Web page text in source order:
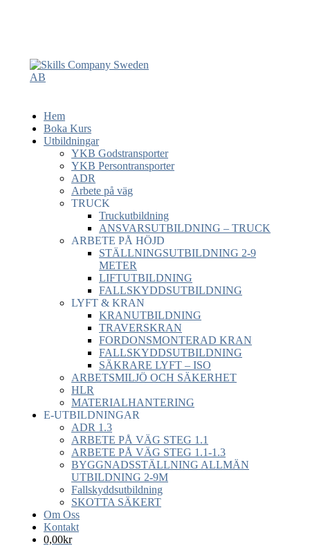
Hem
Boka Kurs
Utbildningar
YKB Godstransporter
YKB Persontransporter
ADR
Arbete på väg
TRUCK
Truckutbildning
ANSVARSUTBILDNING – TRUCK
ARBETE PÅ HÖJD
STÄLLNINGSUTBILDNING 2-9
METER
LIFTUTBILDNING
FALLSKYDDSUTBILDNING
LYFT & KRAN
KRANUTBILDNING
TRAVERSKRAN
FORDONSMONTERAD KRAN
FALLSKYDDSUTBILDNING
SÄKRARE LYFT – ISO
ARBETSMILJÖ OCH SÄKERHET
HLR
MATERIALHANTERING
E-UTBILDNINGAR
ADR 1.3
ARBETE PÅ VÄG STEG 1.1
ARBETE PÅ VÄG STEG 1.1-1.3
BYGGNADSSTÄLLNING ALLMÄN
UTBILDNING 2-9M
Fallskyddsutbildning
SKOTTA SÄKERT
Om Oss
Kontakt
0,00kr